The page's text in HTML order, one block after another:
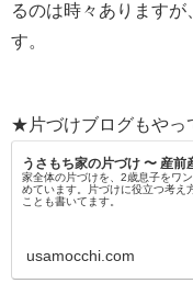
るのは時々ありますが
す。
★片づけブログもや
うさもち家の片づけ 〜 産前
家全体の片づけを、2歳息子をワ
めています。片づけに役立つ考え
ことも書いてます。
usamocchi.com